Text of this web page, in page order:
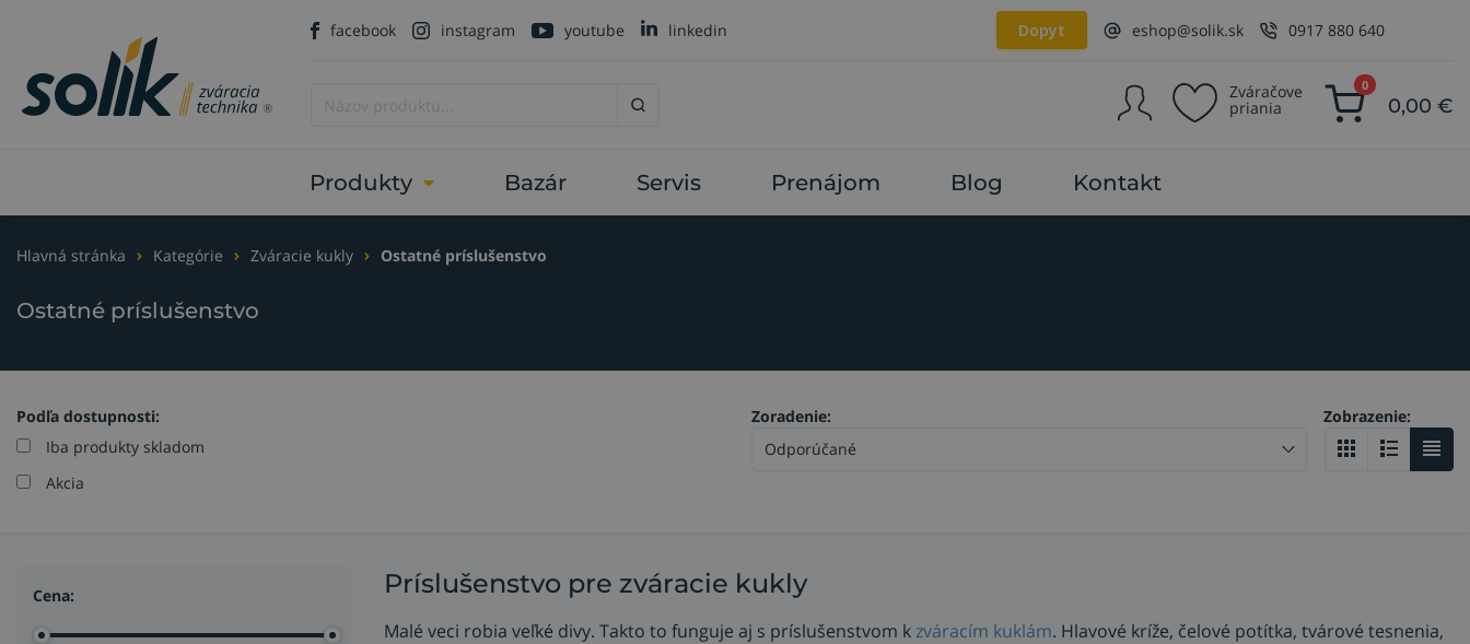
facebook instagram youtube linkedin Dopyt eshop@solik.sk 0917 880 640
Zváračove
priania
0
0,00 €
Produkty Bazár Servis Prenájom Blog Kontakt
Hlavná stránka Kategórie Zváracie kukly Ostatné príslušenstvo
Ostatné príslušenstvo
Podľa dostupnosti:
Iba produkty skladom
Akcia
Zoradenie: Zobrazenie:
Cena: Príslušenstvo pre zváracie kukly
Malé veci robia veľké divy. Takto to funguje aj s príslušenstvom kzváracím kuklám. Hlavové kríže, čelové potítka, tvárové tesnenia,